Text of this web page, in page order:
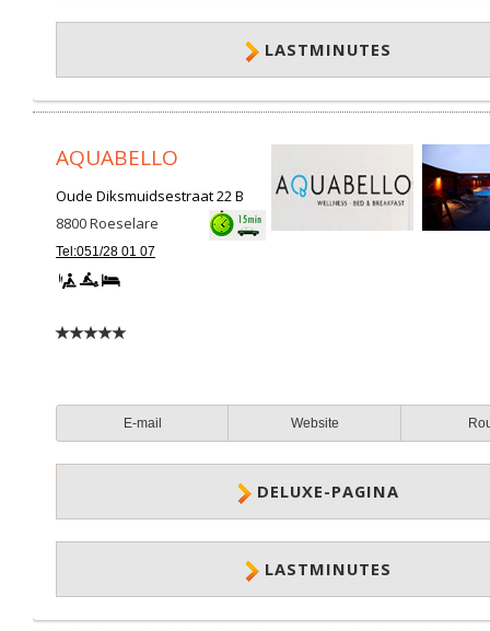
LASTMINUTES
AQUABELLO
Oude Diksmuidsestraat 22 B
8800Roeselare
Tel:051/28 01 07
E-mail Website
DELUXE-PAGINA
LASTMINUTES